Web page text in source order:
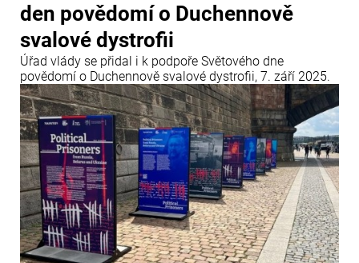
den povědomí o Duchennově
svalové dystrofii
Úřad vlády se přidal i k podpoře Světového dne
povědomí o Duchennově svalové dystrofii, 7. září 2025.